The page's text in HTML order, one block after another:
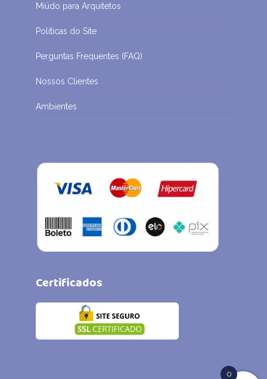
Miüdo para Arquitetos
Políticas do Site
Perguntas Frequentes (FAQ)
Nossos Clientes
Ambientes
Certificados
0